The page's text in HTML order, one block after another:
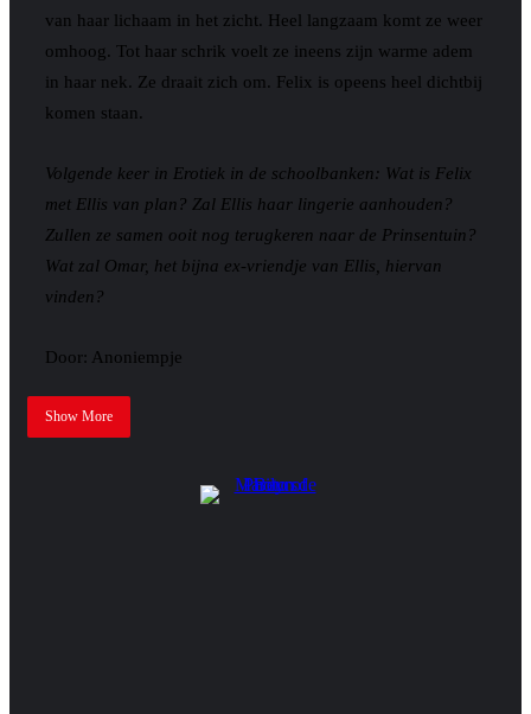
van haar lichaam in het zicht. Heel langzaam komt ze weer
omhoog. Tot haar schrik voelt ze ineens zijn warme adem
in haar nek. Ze draait zich om. Felix is opeens heel dichtbij
komen staan.
Volgende keer in Erotiek in de schoolbanken: Wat is Felix
met Ellis van plan? Zal Ellis haar lingerie aanhouden?
Zullen ze samen ooit nog terugkeren naar de Prinsentuin?
Wat zal Omar, het bijna ex-vriendje van Ellis, hiervan
vinden?
Door: Anoniempje
Show More